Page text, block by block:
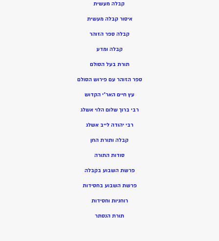
קבלה מעשית
איסור קבלה מעשית
קבלה ספר הזוהר
קבלה ומדע
תורת בעל הסולם
ספר הזוהר עם פירוש הסולם
עץ חיים האר”י הקדוש
רבי ברוך שלום הלוי אשלג
רבי יהודה לייב אשלג
קבלה ותורת החן
סודות התורה
פרשת השבוע בקבלה
פרשת השבוע בחסידות
רוחניות וחסידות
תורת הנסתר